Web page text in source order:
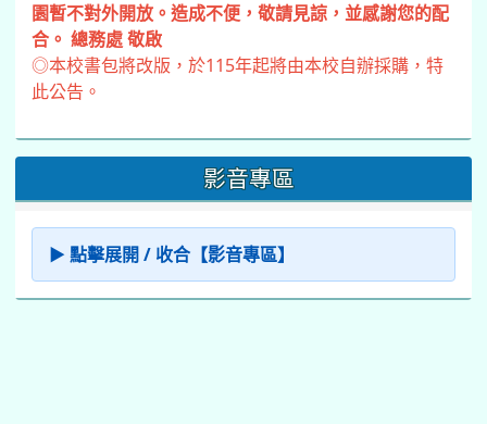
園暫不對外開放。造成不便，敬請見諒，並感謝您的配
合。 總務處 敬啟
◎本校書包將改版，於115年起將由本校自辦採購，特
此公告。
影音專區
▶ 點擊展開 / 收合【影音專區】